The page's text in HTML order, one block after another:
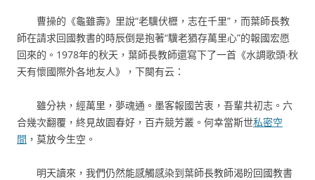
曹操的《龜雖壽》里說“老驥伏櫪，志在千里”，而葉師長教
師在請求回國教書的時辰倒是抱著“驥老猶存萬里心”的報國宏愿
回來的。1978年的秋天，葉師長教師還寫下了一首《水調歌頭·秋
天有懷國際外各地友人》，下闋有云：
雖分袂，經萬里，夢魂通。墨客報國苦衷，吾輩共初志。六
合幾次翻覆，終見故園春好，百卉競芳叢。何幸當斯世私密空
間 ，莫放今生空。
明天讀來，我們仍然能感觸感染到葉師長教師渴盼回國教書